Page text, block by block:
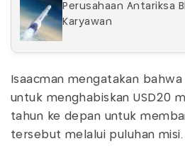
Perusahaan Antariksa
Karyawan
Isaacman mengatakan bahwa
untuk menghabiskan USD20
tahun ke depan untuk
tersebut melalui puluhan misi.